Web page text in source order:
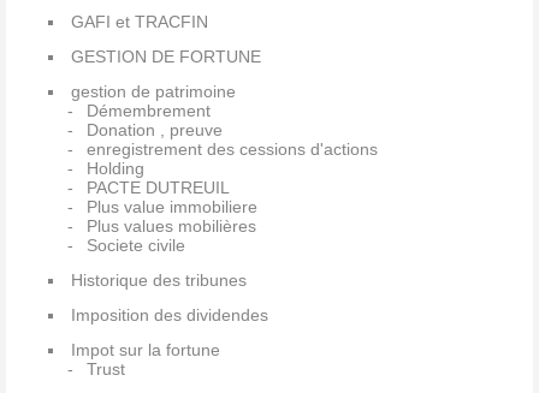
GAFI et TRACFIN
GESTION DE FORTUNE
gestion de patrimoine
Démembrement
Donation , preuve
enregistrement des cessions d'actions
Holding
PACTE DUTREUIL
Plus value immobiliere
Plus values mobilières
Societe civile
Historique des tribunes
Imposition des dividendes
Impot sur la fortune
Trust